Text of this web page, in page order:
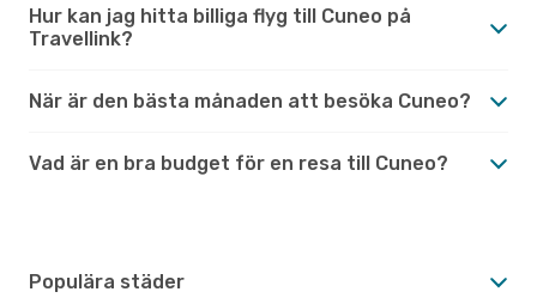
Hur kan jag hitta billiga flyg till Cuneo på
Travellink?
När är den bästa månaden att besöka Cuneo?
Vad är en bra budget för en resa till Cuneo?
Populära städer